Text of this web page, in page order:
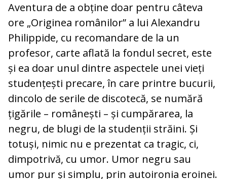
Aventura de a obține doar pentru câteva
ore „Originea românilor” a lui Alexandru
Philippide, cu recomandare de la un
profesor, carte aflată la fondul secret, este
și ea doar unul dintre aspectele unei vieți
studențești precare, în care printre bucurii,
dincolo de serile de discotecă, se numără
țigările – românești – și cumpărarea, la
negru, de blugi de la studenții străini. Și
totuși, nimic nu e prezentat ca tragic, ci,
dimpotrivă, cu umor. Umor negru sau
umor pur și simplu, prin autoironia eroinei.